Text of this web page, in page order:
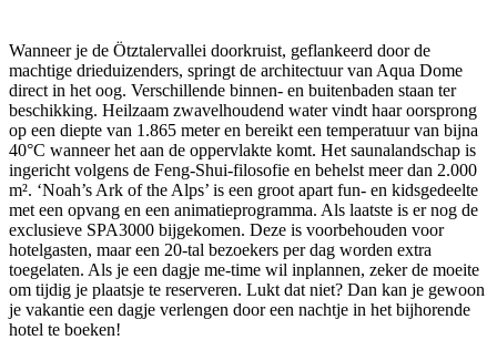
Wanneer je de Ötztalervallei doorkruist, geflankeerd door de
machtige drieduizenders, springt de architectuur van Aqua Dome
direct in het oog. Verschillende binnen- en buitenbaden staan ter
beschikking. Heilzaam zwavelhoudend water vindt haar oorsprong
op een diepte van 1.865 meter en bereikt een temperatuur van bijna
40°C wanneer het aan de oppervlakte komt. Het saunalandschap is
ingericht volgens de Feng-Shui-filosofie en behelst meer dan 2.000
m². ‘Noah’s Ark of the Alps’ is een groot apart fun- en kidsgedeelte
met een opvang en een animatieprogramma. Als laatste is er nog de
exclusieve SPA3000 bijgekomen. Deze is voorbehouden voor
hotelgasten, maar een 20-tal bezoekers per dag worden extra
toegelaten. Als je een dagje me-time wil inplannen, zeker de moeite
om tijdig je plaatsje te reserveren. Lukt dat niet? Dan kan je gewoon
je vakantie een dagje verlengen door een nachtje in het bijhorende
hotel te boeken!